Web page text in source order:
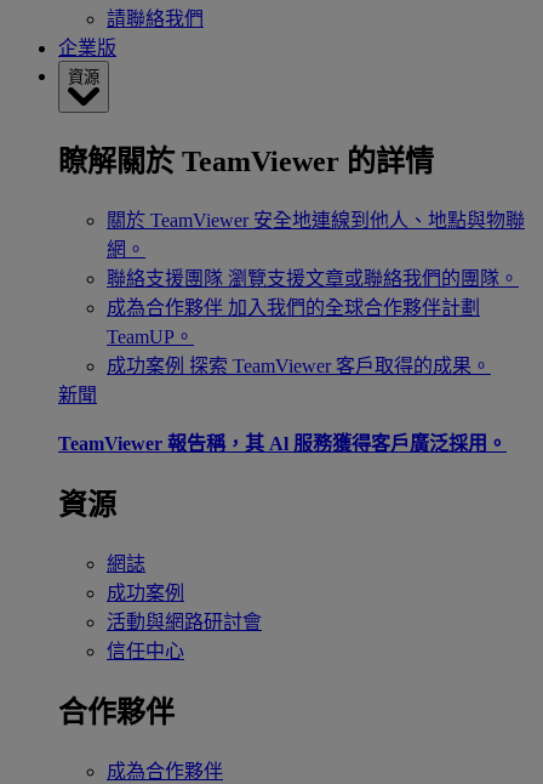
請聯絡我們
企業版
資源
瞭解關於 TeamViewer 的詳情
關於 TeamViewer 安全地連線到他人、地點與物聯
網。
聯絡支援團隊 瀏覽支援文章或聯絡我們的團隊。
成為合作夥伴 加入我們的全球合作夥伴計劃
TeamUP。
成功案例 探索 TeamViewer 客戶取得的成果。
新聞
TeamViewer 報告稱，其 Al 服務獲得客戶廣泛採用。
資源
網誌
成功案例
活動與網路研討會
信任中心
合作夥伴
成為合作夥伴